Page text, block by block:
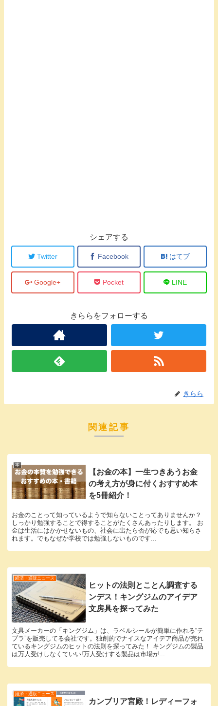
シェアする
Twitter Facebook はてブ
Google+ Pocket LINE
きららをフォローする
きらら
関連記事
本
【お金の本】一生つきあうお金
の考え方が身に付くおすすめ本
を5冊紹介！
お金のことって知っているようで知らないことってありませんか？
しっかり勉強することで得することがたくさんあったりします。 お
金は生活にはかかせないもの、社会に出たら否が応でも思い知らさ
れます。でもなぜか学校では勉強しないものです...
経済・通販ニュース
ヒットの法則とことん調査する
ンデス！キングジムのアイデア
文房具を探ってみた
文具メーカーの「キングジム」は、ラベルシールが簡単に作れる“テ
プラ”を販売してる会社です。独創的でナイスなアイデア商品が売れ
ているキングジムのヒットの法則を探ってみた！ キングジムの製品
は万人受けしなくていい!万人受けする製品は市場が...
経済・通販ニュース
カンブリア宮殿！レディーフォ